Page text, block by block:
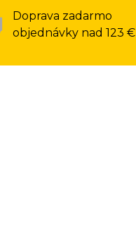
Doprava zadarmo
objednávky nad 123 €